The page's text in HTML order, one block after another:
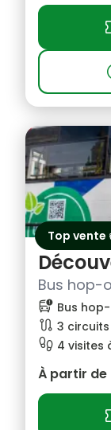
Top vente
Bus hop-
bus_alert Bus
route 3
footprint 4 visites
À partir de